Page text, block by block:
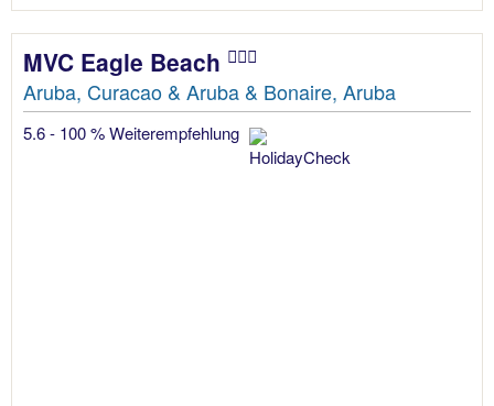
MVC Eagle Beach
Aruba, Curacao & Aruba & Bonaire, Aruba
5.6 - 100 % Weiterempfehlung